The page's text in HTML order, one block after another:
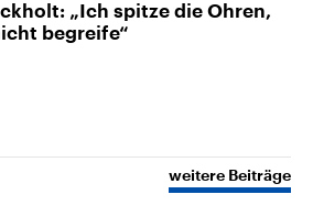
„Ich spitze die Ohren,
begreife“
weitere Beiträge